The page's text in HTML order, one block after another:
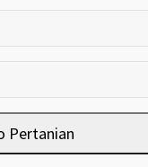
Pertanian